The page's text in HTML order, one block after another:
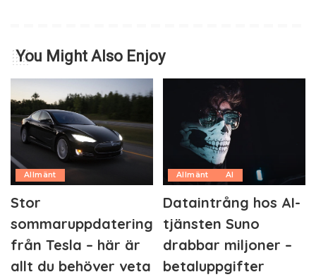
You Might Also Enjoy
Allmänt
Stor
sommaruppdatering
från Tesla – här är
allt du behöver veta
Allmänt AI
Dataintrång hos AI-
tjänsten Suno
drabbar miljoner –
betaluppgifter